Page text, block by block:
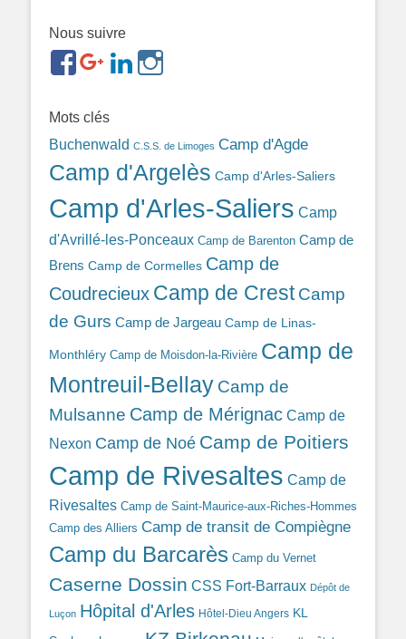
Nous suivre
https://www.facebook.com/groups/
ref=br_rs
https://plus.google.com/b/
https://www.linkedin.com/in/gigi-
bonin-
Mots clés
Buchenwald C.S.S. de Limoges Camp d'Agde
Camp d'Argelès Camp d'Arles-Saliers
Camp d'Arles-Saliers Camp
d'Avrillé-les-Ponceaux Camp de Barenton Camp de
Brens Camp de Cormelles Camp de
Coudrecieux Camp de Crest Camp
de Gurs Camp de Jargeau Camp de Linas-
Monthléry Camp de Moisdon-la-Rivière Camp de
Montreuil-Bellay Camp de
Mulsanne Camp de Mérignac Camp de
Nexon Camp de Noé Camp de Poitiers
Camp de Rivesaltes Camp de
Rivesaltes Camp de Saint-Maurice-aux-Riches-Hommes
Camp des Alliers Camp de transit de Compiègne
Camp du Barcarès Camp du Vernet
Caserne Dossin CSS Fort-Barraux Dépôt de
Luçon Hôpital d'Arles Hôtel-Dieu Angers KL